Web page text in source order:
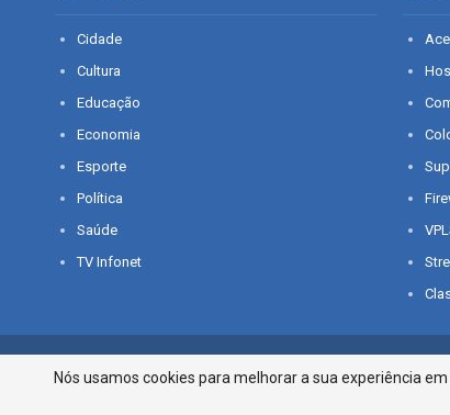
Cidade
Cultura
Educação
Economia
Esporte
Política
Saúde
TV Infonet
© 2026 - O que é notícia em Sergipe. Todos os direitos
Nós usamos cookies para melhorar a sua experiência